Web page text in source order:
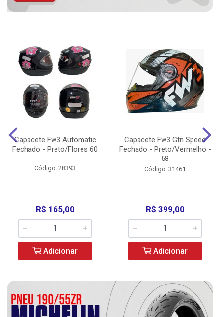
Capacete Fw3 Automatic
Fechado - Preto/Flores 60
Código: 28393
R$ 165,00
Adicionar
Capacete Fw3 Gtn Speed
Fechado - Preto/Vermelho -
58
Código: 31461
R$ 399,00
Adicionar